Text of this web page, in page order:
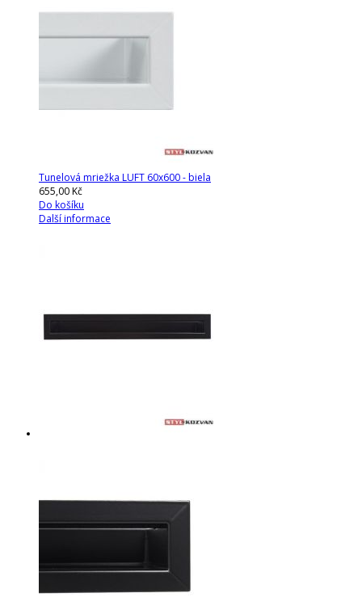
Tunelová mriežka LUFT 60x600 - biela
655,00 Kč
Do košíku
Další informace